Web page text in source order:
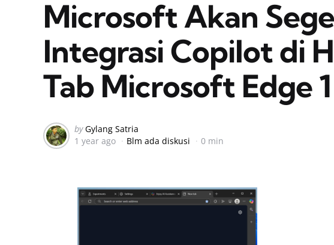
Microsoft Akan
Integrasi Copilot di
Tab Microsoft Edge 1
Posted
by
by Gylang Satria
1 year ago
Blm ada diskusi 0 min